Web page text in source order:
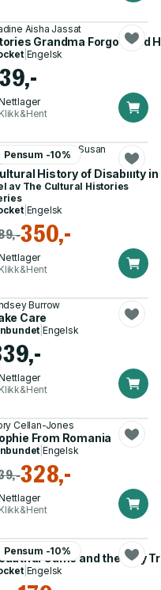
Aisha Jassat
Grandma Forgot (and
| Engelsk
Klikk&Hent
Pensum -10%
Liam Haydon, Dr Susan
History of Disability
av The Cultural Histories
| Engelsk
350,-
Klikk&Hent
Burrow
Care
|Engelsk
Klikk&Hent
Cellan-Jones
From Romania
|Engelsk
328,-
Klikk&Hent
Pensum -10%
Gill
Game and the Ugly
| Engelsk